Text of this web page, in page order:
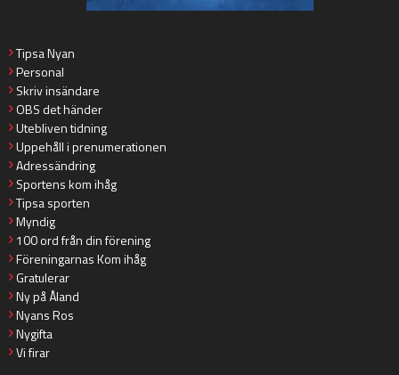
Tipsa Nyan
Personal
Skriv insändare
OBS det händer
Utebliven tidning
Uppehåll i prenumerationen
Adressändring
Sportens kom ihåg
Tipsa sporten
Myndig
100 ord från din förening
Föreningarnas Kom ihåg
Gratulerar
Ny på Åland
Nyans Ros
Nygifta
Vi firar